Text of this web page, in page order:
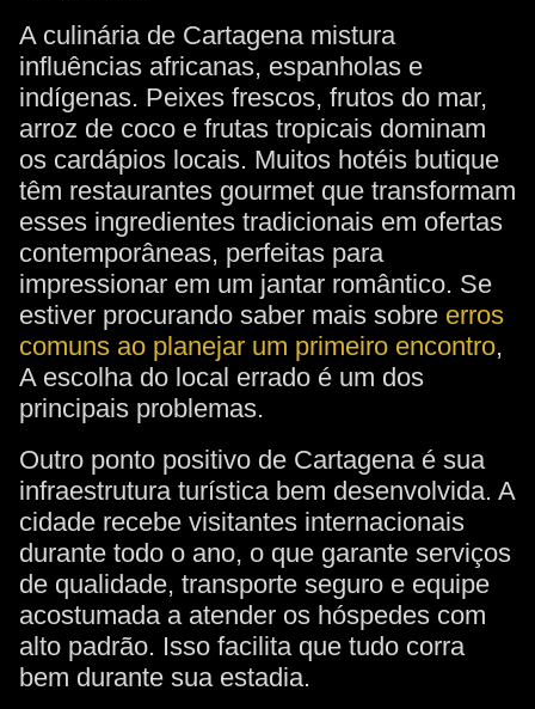
A culinária de Cartagena mistura
influências africanas, espanholas e
indígenas. Peixes frescos, frutos do mar,
arroz de coco e frutas tropicais dominam
os cardápios locais. Muitos hotéis butique
têm restaurantes gourmet que transformam
esses ingredientes tradicionais em ofertas
contemporâneas, perfeitas para
impressionar em um jantar romântico. Se
estiver procurando saber mais sobre erros
comuns ao planejar um primeiro encontro,
A escolha do local errado é um dos
principais problemas.
Outro ponto positivo de Cartagena é sua
infraestrutura turística bem desenvolvida. A
cidade recebe visitantes internacionais
durante todo o ano, o que garante serviços
de qualidade, transporte seguro e equipe
acostumada a atender os hóspedes com
alto padrão. Isso facilita que tudo corra
bem durante sua estadia.